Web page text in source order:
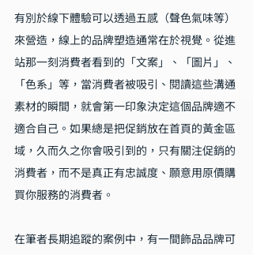
有別於線下體驗可以透過五感（聲色氣味等）
來營造，線上的品牌塑造通常在於視覺。從進
站那一刻消費者看到的「文案」、「圖片」、
「色系」等，當消費者被吸引、閱讀這些溝通
素材的瞬間，就會第一印象決定這個品牌適不
適合自己。如果總是把促銷放在首頁的黃金區
域，久而久之你會吸引到的，只有關注促銷的
消費者，而不是真正有忠誠度、願意用原價購
買你服務的消費者。
在筆者長期追蹤的案例中，有一間飾品品牌可